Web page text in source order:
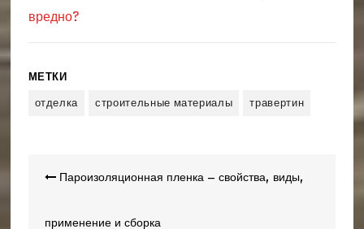
вредно?
МЕТКИ
отделка
строительные материалы травертин
Навигация
записям
Пароизоляционная пленка – свойства, виды,
применение и сборка